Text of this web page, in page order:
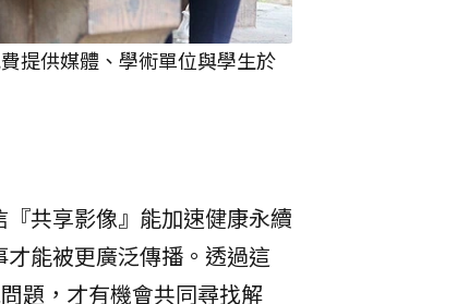
提供媒體、學術單位與學生於
共享影像』能加速健康永續
能被更廣泛傳播。透過這
題，才有機會共同尋找解